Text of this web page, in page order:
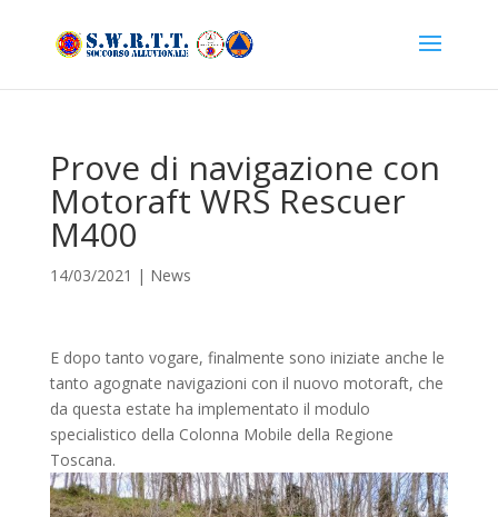
Prove di navigazione con
Motoraft WRS Rescuer
M400
14/03/2021 | News
E dopo tanto vogare, finalmente sono iniziate anche le
tanto agognate navigazioni con il nuovo motoraft, che
da questa estate ha implementato il modulo
specialistico della Colonna Mobile della Regione
Toscana.